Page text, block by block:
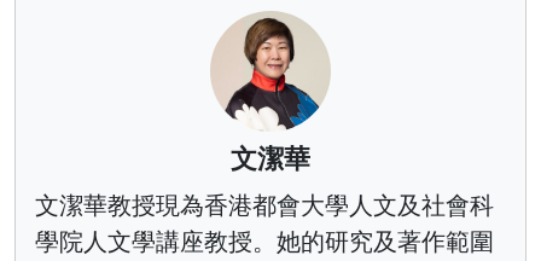
文潔華
文潔華教授現為香港都會大學人文及社會科
學院人文學講座教授。她的研究及著作範圍